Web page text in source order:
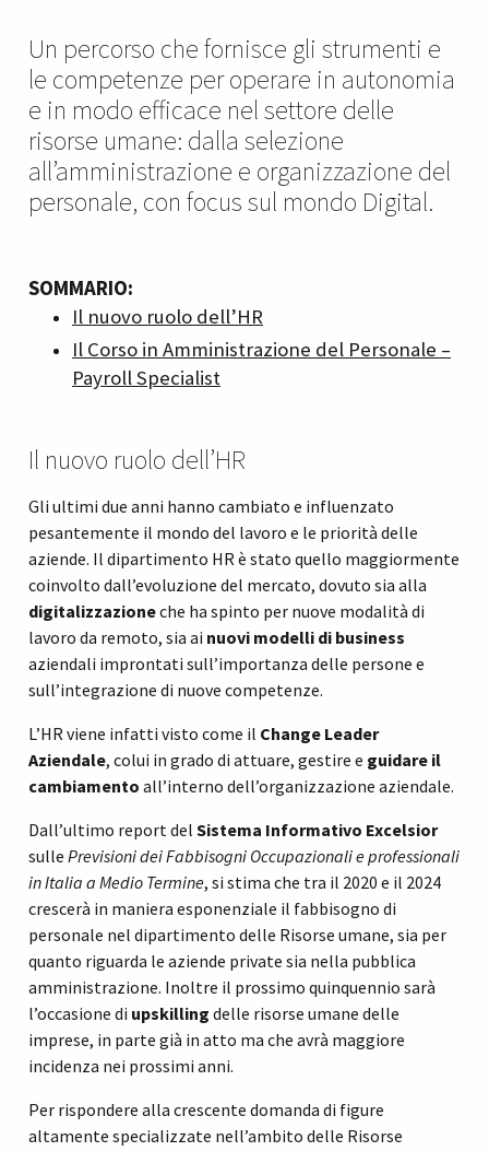
Un percorso che fornisce gli strumenti e
le competenze per operare in autonomia
e in modo efficace nel settore delle
risorse umane: dalla selezione
all’amministrazione e organizzazione del
personale, con focus sul mondo Digital.
SOMMARIO:
Il nuovo ruolo dell’HR
Il Corso in Amministrazione del Personale –
Payroll Specialist
Il nuovo ruolo dell’HR
Gli ultimi due anni hanno cambiato e influenzato
pesantemente il mondo del lavoro e le priorità delle
aziende. Il dipartimento HR è stato quello maggiormente
coinvolto dall’evoluzione del mercato, dovuto sia alla
digitalizzazioneche ha spinto per nuove modalità di
lavoro da remoto, sia ai nuovi modelli di business
aziendali improntati sull’importanza delle persone e
sull’integrazione di nuove competenze.
L’HR viene infatti visto come il Change Leader
Aziendale, colui in grado di attuare, gestire e guidare il
cambiamento all’interno dell’organizzazione aziendale.
Dall’ultimo report del Sistema Informativo Excelsior
sulle Previsioni dei Fabbisogni Occupazionali e professionali
in Italia a Medio Termine, si stima che tra il 2020 e il 2024
crescerà in maniera esponenziale il fabbisogno di
personale nel dipartimento delle Risorse umane, sia per
quanto riguarda le aziende private sia nella pubblica
amministrazione. Inoltre il prossimo quinquennio sarà
l’occasione di upskilling delle risorse umane delle
imprese, in parte già in atto ma che avrà maggiore
incidenza nei prossimi anni.
Per rispondere alla crescente domanda di figure
altamente specializzate nell’ambito delle Risorse